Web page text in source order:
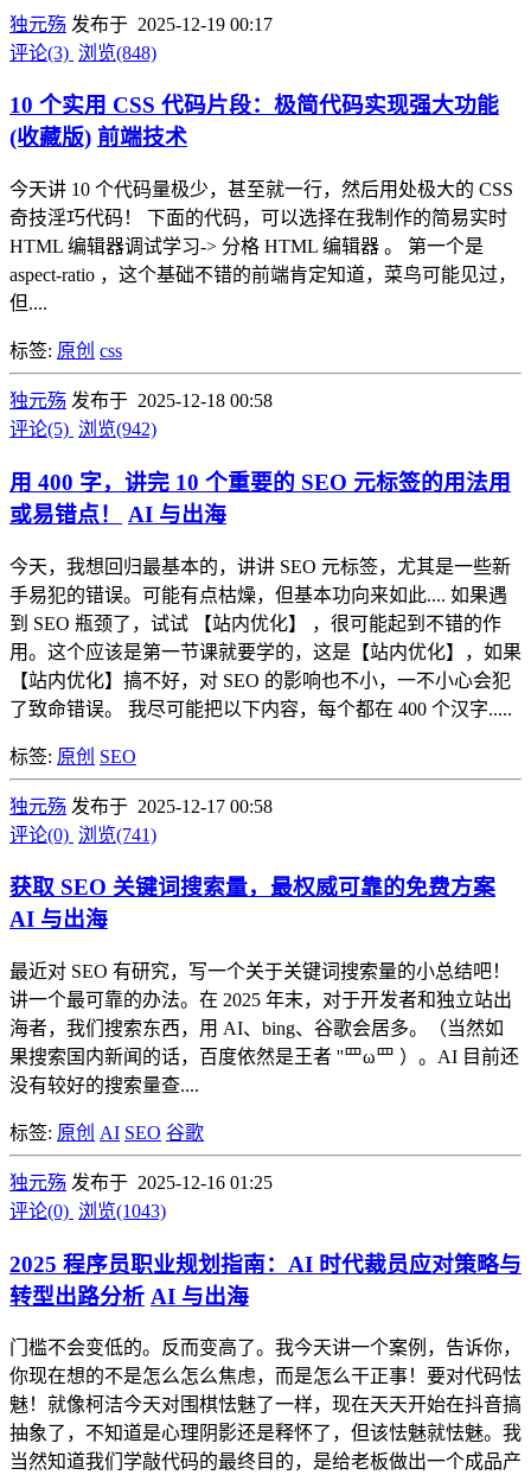
独元殇 发布于 2025-12-19 00:17
评论(3) 浏览(848)
10 个实用 CSS 代码片段：极简代码实现强大功能
(收藏版) 前端技术
今天讲 10 个代码量极少，甚至就一行，然后用处极大的 CSS
奇技淫巧代码！ 下面的代码，可以选择在我制作的简易实时
HTML 编辑器调试学习-> 分格 HTML 编辑器 。 第一个是
aspect-ratio ，这个基础不错的前端肯定知道，菜鸟可能见过，
但....
标签: 原创 css
独元殇 发布于 2025-12-18 00:58
评论(5) 浏览(942)
用 400 字，讲完 10 个重要的 SEO 元标签的用法用
或易错点！
AI 与出海
今天，我想回归最基本的，讲讲 SEO 元标签，尤其是一些新
手易犯的错误。可能有点枯燥，但基本功向来如此.... 如果遇
到 SEO 瓶颈了，试试 【站内优化】 ，很可能起到不错的作
用。这个应该是第一节课就要学的，这是【站内优化】，如果
【站内优化】搞不好，对 SEO 的影响也不小，一不小心会犯
了致命错误。 我尽可能把以下内容，每个都在 400 个汉字.....
标签: 原创 SEO
独元殇 发布于 2025-12-17 00:58
评论(0) 浏览(741)
获取 SEO 关键词搜索量，最权威可靠的免费方案
AI 与出海
最近对 SEO 有研究，写一个关于关键词搜索量的小总结吧！
讲一个最可靠的办法。在 2025 年末，对于开发者和独立站出
海者，我们搜索东西，用 AI、bing、谷歌会居多。（当然如
果搜索国内新闻的话，百度依然是王者 ''罒ω罒 ）。AI 目前还
没有较好的搜索量查....
标签: 原创 AI SEO 谷歌
独元殇 发布于 2025-12-16 01:25
评论(0) 浏览(1043)
2025 程序员职业规划指南：AI 时代裁员应对策略与
转型出路分析 AI 与出海
门槛不会变低的。反而变高了。我今天讲一个案例，告诉你，
你现在想的不是怎么怎么焦虑，而是怎么干正事！要对代码怯
魅！就像柯洁今天对围棋怯魅了一样，现在天天开始在抖音搞
抽象了，不知道是心理阴影还是释怀了，但该怯魅就怯魅。我
当然知道我们学敲代码的最终目的，是给老板做出一个成品产